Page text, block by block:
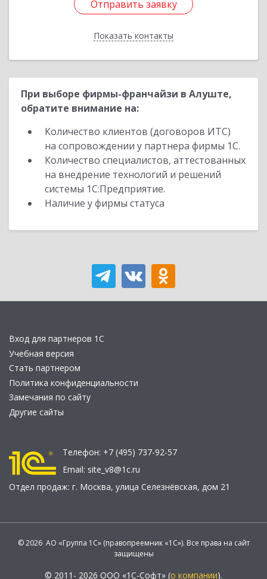
Отправить заявку
Показать контакты
Отправить заявку
Назад
При выборе фирмы-франчайзи в Алуште,
обратите внимание на:
Количество клиентов (договоров ИТС)
на сопровождении у партнера фирмы 1С.
Количество специалистов, аттестованных
на внедрение технологий и решений
системы 1С:Предприятие.
Наличие у фирмы статуса
Вход для партнеров 1С
Учебная версия
Стать партнером
Политика конфиденциальности
Замечания по сайту
Другие сайты
Телефон: +7 (495) 737-92-57
Email: site_v8@1c.ru
Отдел продаж: г. Москва, улица Селезнёвская, дом 21
© 2026 АО «Группа 1С» (правопреемник «1С»). Все права на сайт
защищены
© 2011- 2026 ООО «1С-Софт» (о компании).